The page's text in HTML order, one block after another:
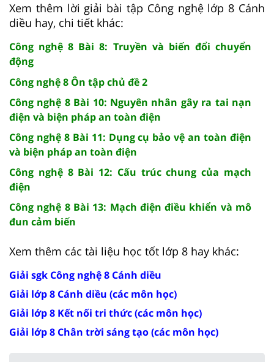
Xem thêm lời giải bài tập Công nghệ lớp 8 Cánh
diều hay, chi tiết khác:
Công nghệ 8 Bài 8: Truyền và biến đổi chuyển
động
Công nghệ 8 Ôn tập chủ đề 2
Công nghệ 8 Bài 10: Nguyên nhân gây ra tai nạn
điện và biện pháp an toàn điện
Công nghệ 8 Bài 11: Dụng cụ bảo vệ an toàn điện
và biện pháp an toàn điện
Công nghệ 8 Bài 12: Cấu trúc chung của mạch
điện
Công nghệ 8 Bài 13: Mạch điện điều khiển và mô
đun cảm biến
Xem thêm các tài liệu học tốt lớp 8 hay khác:
Giải sgk Công nghệ 8 Cánh diều
Giải lớp 8 Cánh diều (các môn học)
Giải lớp 8 Kết nối tri thức (các môn học)
Giải lớp 8 Chân trời sáng tạo (các môn học)